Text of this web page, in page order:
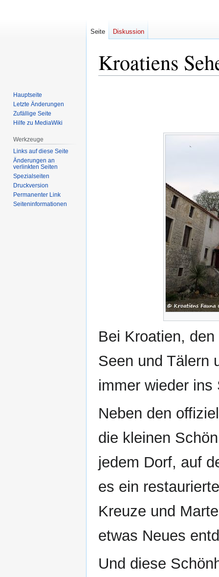
Kroatiens
Bei Kroatien,
Seen und Tälern
immer wieder ins
Neben den
die kleinen
jedem Dorf, auf
es ein
Kreuze und
etwas Neues
Und diese
Seite Diskussion
Hauptseite
Letzte Änderungen
Zufällige Seite
Hilfe zu MediaWiki
Werkzeuge
Links auf diese Seite
Änderungen an
verlinkten Seiten
Spezialseiten
Druckversion
Permanenter Link
Seiten­informationen